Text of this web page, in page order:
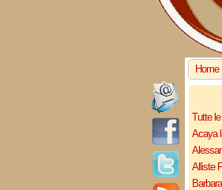
Home
Tutte
Acaya
Alliste